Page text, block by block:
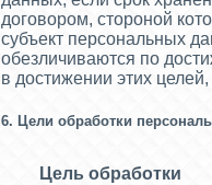
договором, стороной
субъект персональных
обезличиваются по
в достижении этих
6. Цели обработки
Цель обработки